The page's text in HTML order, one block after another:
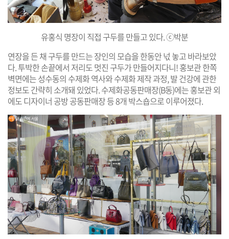
유홍식 명장이 직접 구두를 만들고 있다. ⓒ박분
연장을 든 채 구두를 만드는 장인의 모습을 한동안 넋 놓고 바라보았
다. 투박한 손끝에서 저리도 멋진 구두가 만들어지다니! 홍보관 한쪽
벽면에는 성수동의 수제화 역사와 수제화 제작 과정, 발 건강에 관한
정보도 간략히 소개돼 있었다. 수제화공동판매장(B동)에는 홍보관 외
에도 디자이너 공방 공동판매장 등 8개 박스숍으로 이루어졌다.